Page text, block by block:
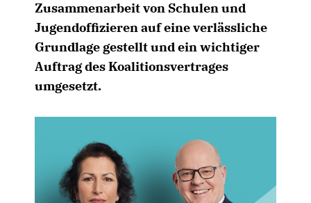
Zusammenarbeit von Schulen und
Jugendoffizieren auf eine verlässliche
Grundlage gestellt und ein wichtiger
Auftrag des Koalitionsvertrages
umgesetzt.